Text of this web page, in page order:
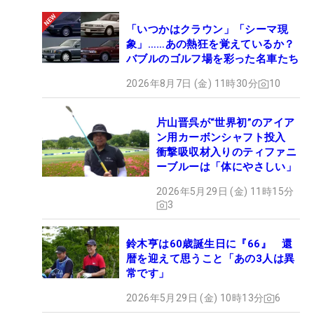
「いつかはクラウン」「シーマ現
象」……あの熱狂を覚えているか？
バブルのゴルフ場を彩った名車たち
2026年8月7日 (金) 11時30分 10
片山晋呉が“世界初”のアイア
ン用カーボンシャフト投入
衝撃吸収材入りのティファニ
ーブルーは「体にやさしい」
2026年5月29日 (金) 11時15分
3
鈴木亨は60歳誕生日に『66』 還
暦を迎えて思うこと「あの3人は異
常です」
2026年5月29日 (金) 10時13分 6